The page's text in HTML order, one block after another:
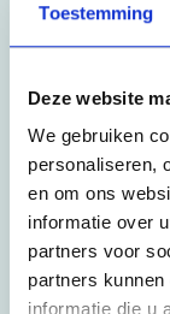
Toestemming
Deze website
We gebruiken
personaliseren,
en om ons
informatie over
partners voor
partners
informatie die u